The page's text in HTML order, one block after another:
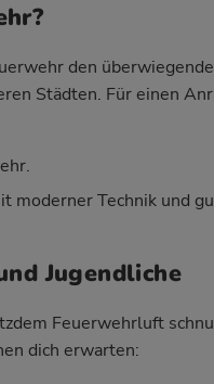
den
Städten. Für einen
moderner Technik und
Jugendliche
Feuerwehrluft
dich erwarten: